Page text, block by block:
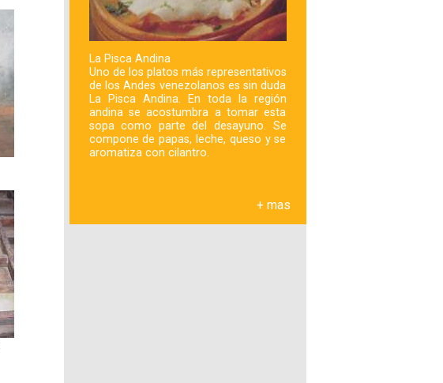
La Pisca Andina
Uno de los platos más representativos
de los Andes venezolanos es sin duda
La Pisca Andina. En toda la región
andina se acostumbra a tomar esta
sopa como parte del desayuno. Se
compone de papas, leche, queso y se
aromatiza con cilantro.
+ mas